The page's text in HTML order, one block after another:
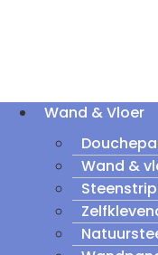
Wand & Vloer
Wand &